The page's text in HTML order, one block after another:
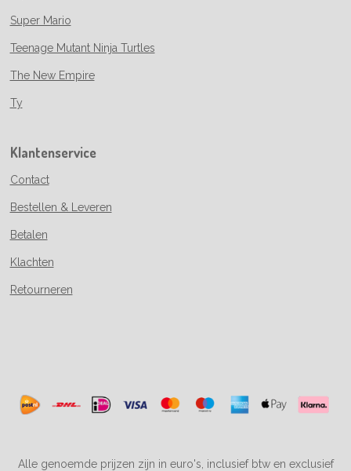
Super Mario
Teenage Mutant Ninja Turtles
The New Empire
Ty
Klantenservice
Contact
Bestellen & Leveren
Betalen
Klachten
Retourneren
Alle genoemde prijzen zijn in euro's, inclusief btw en exclusief